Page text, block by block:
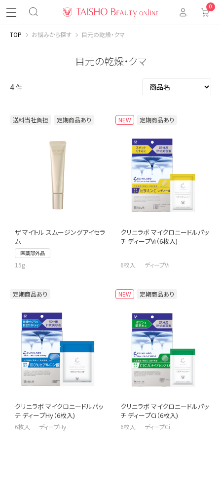
0
TOP お悩みから探す 目元の乾燥・クマ
目元の乾燥・クマ
4件
送料当社負担 定期商品あり
ザ マイトル スムージングアイセラ
ム
医薬部外品
15g
NEW 定期商品あり
クリニラボ マイクロニードルパッ
チ ディープVi（6枚入)
6枚入 ディープVi
定期商品あり
クリニラボ マイクロニードルパッ
チ ディープHy（6枚入)
6枚入 ディープHy
NEW 定期商品あり
クリニラボ マイクロニードルパッ
チ ディープCi（6枚入)
6枚入 ディープCi